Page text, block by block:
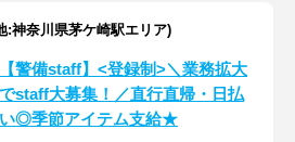
:神奈川県茅ケ崎駅エリア)
【警備staff】<登録制>＼業務拡大
でstaff大募集！／直行直帰・日払
い◎季節アイテム支給★